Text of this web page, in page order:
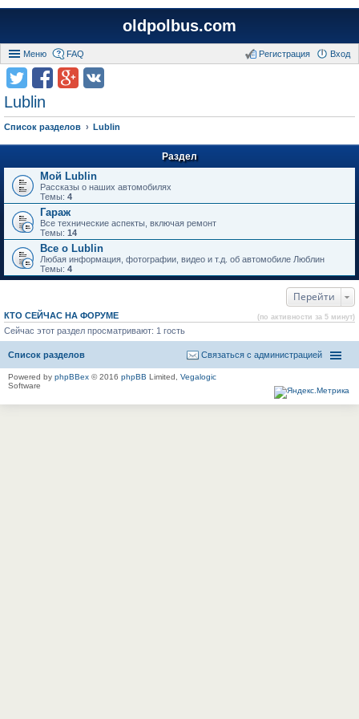
oldpolbus.com
Меню FAQ Вход
Регистрация
Lublin
Список разделов Lublin
Раздел
Мой Lublin
Рассказы о наших автомобилях
Темы: 4
Гараж
Все технические аспекты, включая ремонт
Темы: 14
Все о Lublin
Любая информация, фотографии, видео и т.д. об автомобиле Люблин
Темы: 4
Перейти
КТО СЕЙЧАС НА ФОРУМЕ (по активности за 5 минут)
Сейчас этот раздел просматривают: 1 гость
Список разделов Связаться с администрацией
Powered by phpBBex © 2016 phpBB Limited, Vegalogic
Software